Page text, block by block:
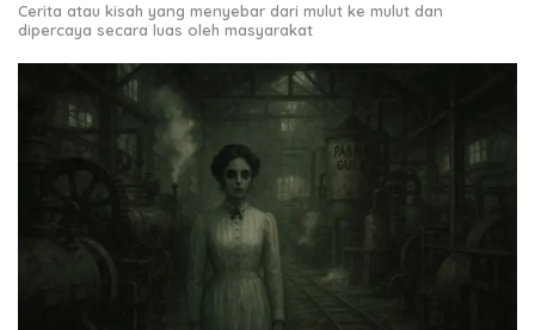
Cerita atau kisah yang menyebar dari mulut ke mulut dan
dipercaya secara luas oleh masyarakat